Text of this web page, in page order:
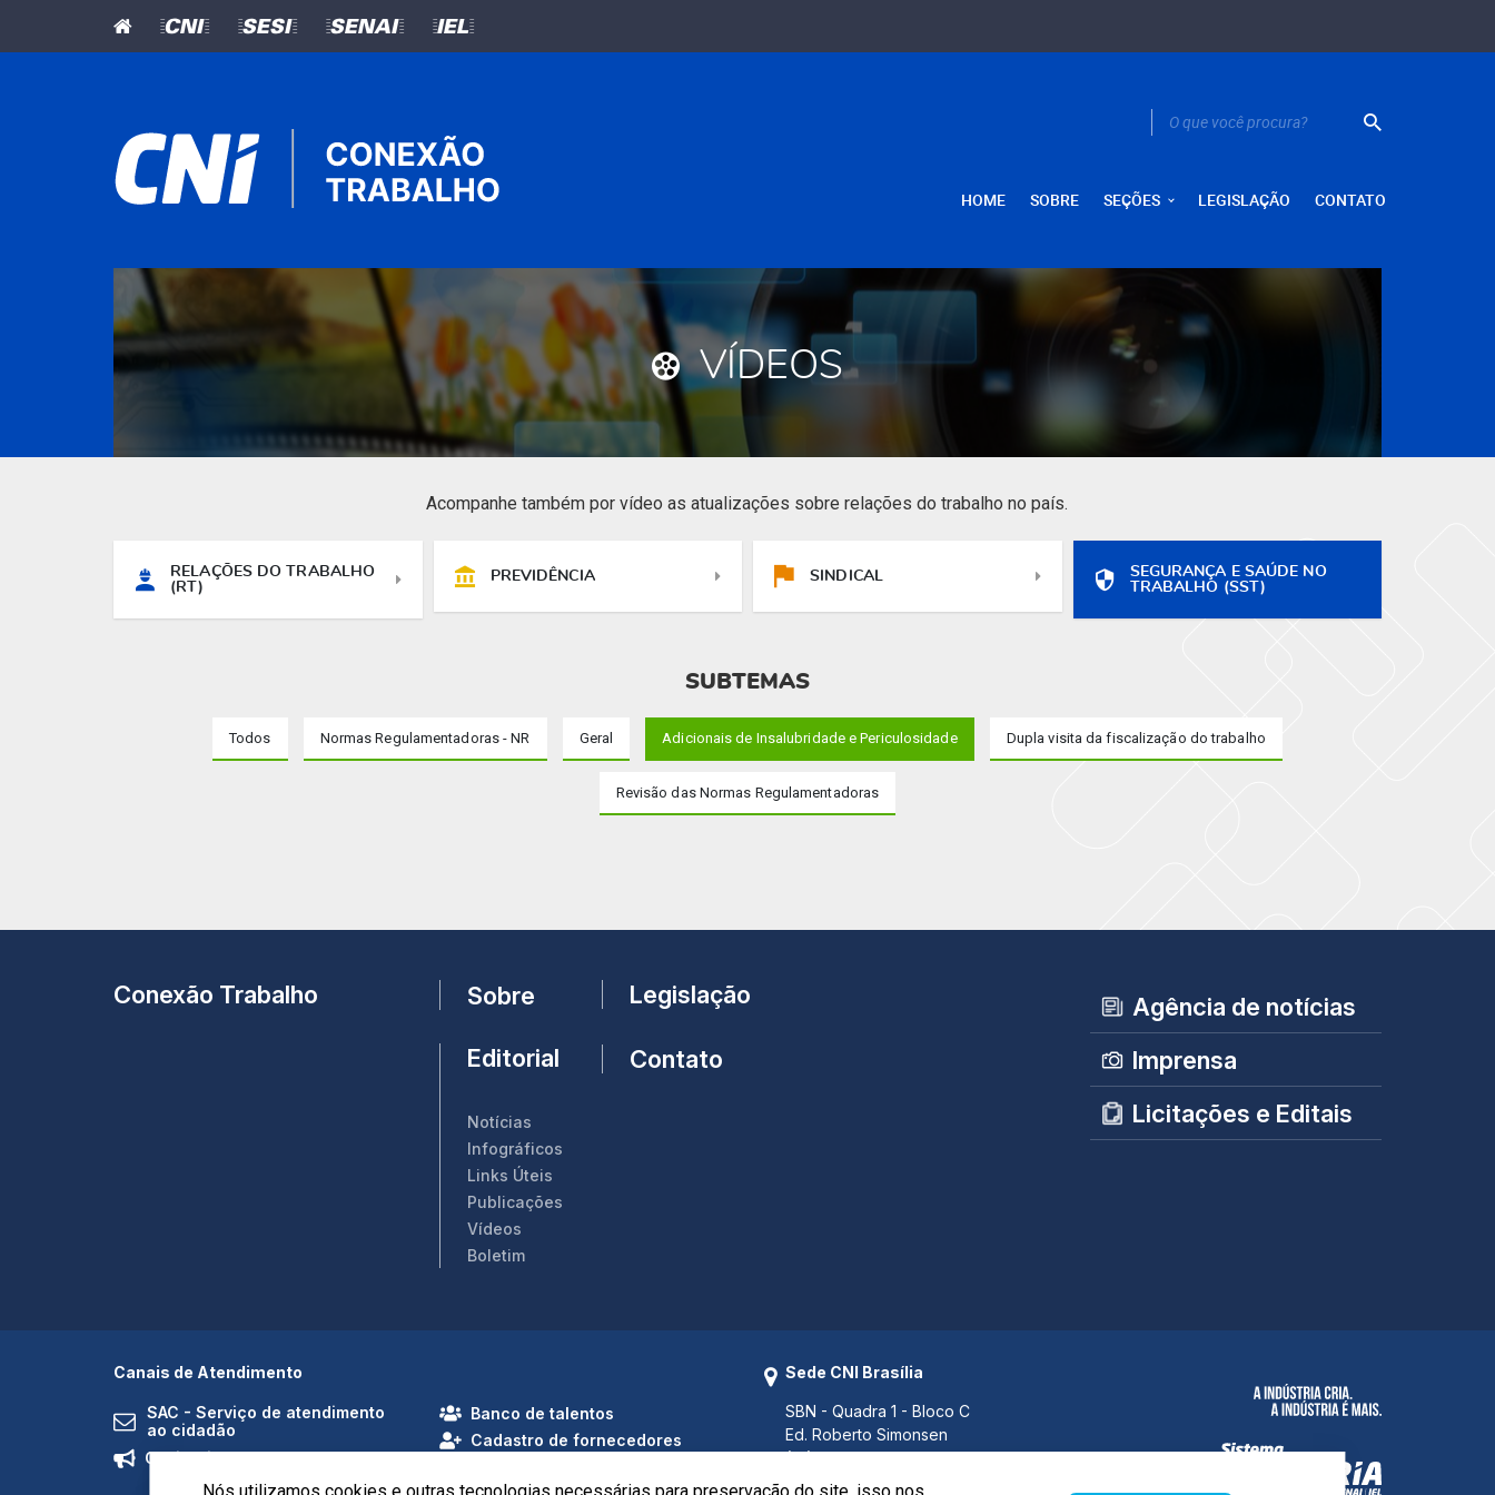
=CNI= =SESI= =SENAI= =IEL=
HOME SOBRE SEÇÕES LEGISLAÇÃO CONTATO
VÍDEOS
Acompanhe também por vídeo as atualizações sobre relações do trabalho no país.
RELAÇÕES DO TRABALHO
(RT)
PREVIDÊNCIA SINDICAL
SEGURANÇA E SAÚDE NO
TRABALHO (SST)
SUBTEMAS
Todos Normas Regulamentadoras - NR Geral Adicionais de Insalubridade e Periculosidade Dupla visita da fiscalização do trabalho
Revisão das Normas Regulamentadoras
Conexão Trabalho Sobre
Editorial
Notícias
Infográficos
Links Úteis
Publicações
Vídeos
Boletim
Legislação
Contato
Agência de notícias
Imprensa
Licitações e Editais
Canais de Atendimento
SAC - Serviço de atendimento
ao cidadão
Ouvidoria
Banco de talentos
Cadastro de fornecedores
Sede CNI Brasília
SBN - Quadra 1 - Bloco C
Ed. Roberto Simonsen
(61) 3317 9000
(61) 3317 9994 (Fax)